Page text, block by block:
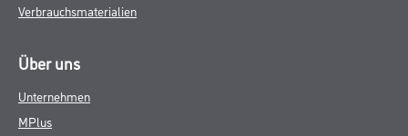
Verbrauchsmaterialien
Über uns
Unternehmen
MPlus